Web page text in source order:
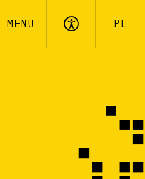
MENU PL